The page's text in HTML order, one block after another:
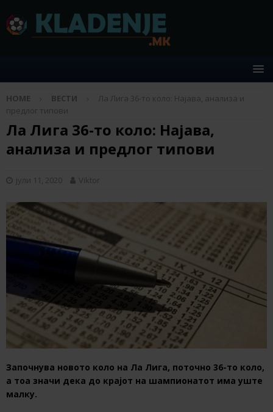
HOME ВЕСТИ
Ла Лига 36-то коло: Најава, анализа и
предлог типови
Ла Лига 36-то коло: Најава,
анализа и предлог типови
јули 11, 2020 Viktor
Започнува новото коло на Ла Лига, поточно 36-то коло,
а тоа значи дека до крајот на шампионатот има уште
малку.